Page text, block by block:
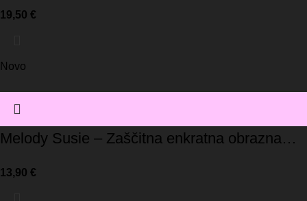
19,50 €
Novo
Melody Susie – Zaščitna enkratna obrazna
13,90 €